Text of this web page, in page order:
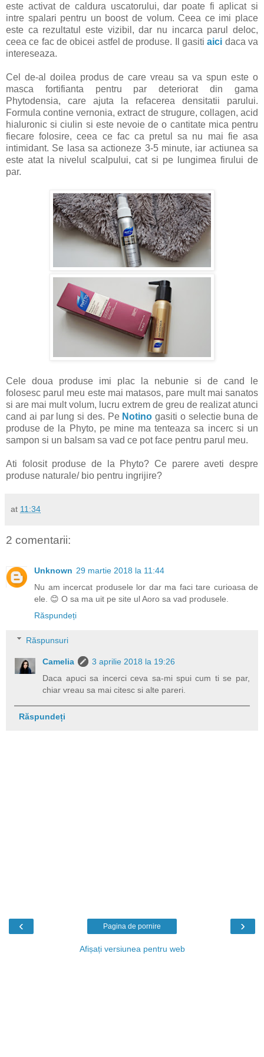
este activat de caldura uscatorului, dar poate fi aplicat si
intre spalari pentru un boost de volum. Ceea ce imi place
este ca rezultatul este vizibil, dar nu incarca parul deloc,
ceea ce fac de obicei astfel de produse. Il gasitiaici daca va
intereseaza.
Cel de-al doilea produs de care vreau sa va spun este o
masca fortifianta pentru par deteriorat din gama
Phytodensia, care ajuta la refacerea densitatii parului.
Formula contine vernonia, extract de strugure, collagen, acid
hialuronic si ciulin si este nevoie de o cantitate mica pentru
fiecare folosire, ceea ce fac ca pretul sa nu mai fie asa
intimidant. Se lasa sa actioneze 3-5 minute, iar actiunea sa
este atat la nivelul scalpului, cat si pe lungimea firului de
par.
Cele doua produse imi plac la nebunie si de cand le
folosesc parul meu este mai matasos, pare mult mai sanatos
si are mai mult volum, lucru extrem de greu de realizat atunci
cand ai par lung si des. Pe Notino gasiti o selectie buna de
produse de la Phyto, pe mine ma tenteaza sa incerc si un
sampon si un balsam sa vad ce pot face pentru parul meu.
Ati folosit produse de la Phyto? Ce parere aveti despre
produse naturale/ bio pentru ingrijire?
at 11:34
2 comentarii:
Unknown 29 martie 2018 la 11:44
Nu am incercat produsele lor dar ma faci tare curioasa de
ele. 😊 O sa ma uit pe site ul Aoro sa vad produsele.
Răspundeți
Răspunsuri
Camelia
3 aprilie 2018 la 19:26
Daca apuci sa incerci ceva sa-mi spui cum ti se par,
chiar vreau sa mai citesc si alte pareri.
Răspundeți
‹ ›
Pagina de pornire
Afișați versiunea pentru web